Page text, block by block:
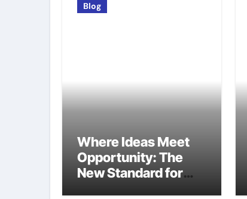
Blog
Where Ideas Meet
Opportunity: The
New Standard for